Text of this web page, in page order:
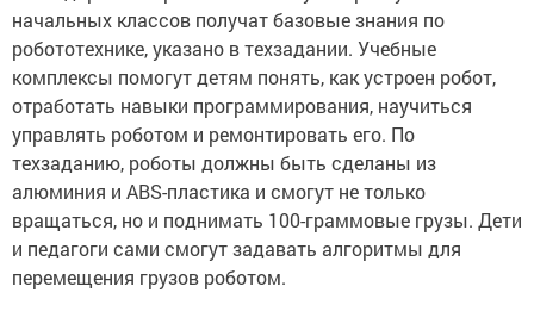
начальных классов получат базовые знания по
робототехнике, указано в техзадании. Учебные
комплексы помогут детям понять, как устроен робот,
отработать навыки программирования, научиться
управлять роботом и ремонтировать его. По
техзаданию, роботы должны быть сделаны из
алюминия и ABS-пластика и смогут не только
вращаться, но и поднимать 100-граммовые грузы. Дети
и педагоги сами смогут задавать алгоритмы для
перемещения грузов роботом.